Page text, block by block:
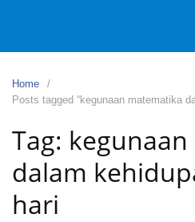
Home
Posts tagged “kegunaan matematika
Tag:
dalam
hari